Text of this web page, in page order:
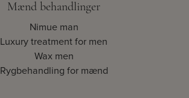
Mænd behandlinger
Nimue man
Luxury treatment for men
Wax men
Rygbehandling for mænd